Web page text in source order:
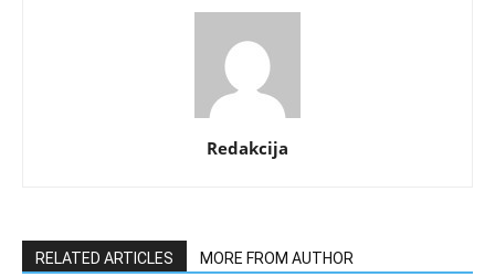
Redakcija
RELATED ARTICLES MORE FROM AUTHOR